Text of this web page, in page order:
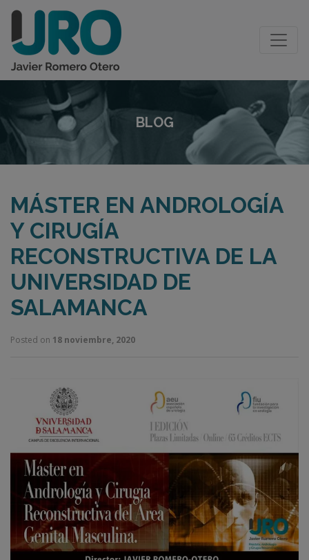
BLOG
MÁSTER EN ANDROLOGÍA
Y CIRUGÍA
RECONSTRUCTIVA DE LA
UNIVERSIDAD DE
SALAMANCA
Posted on 18 noviembre, 2020